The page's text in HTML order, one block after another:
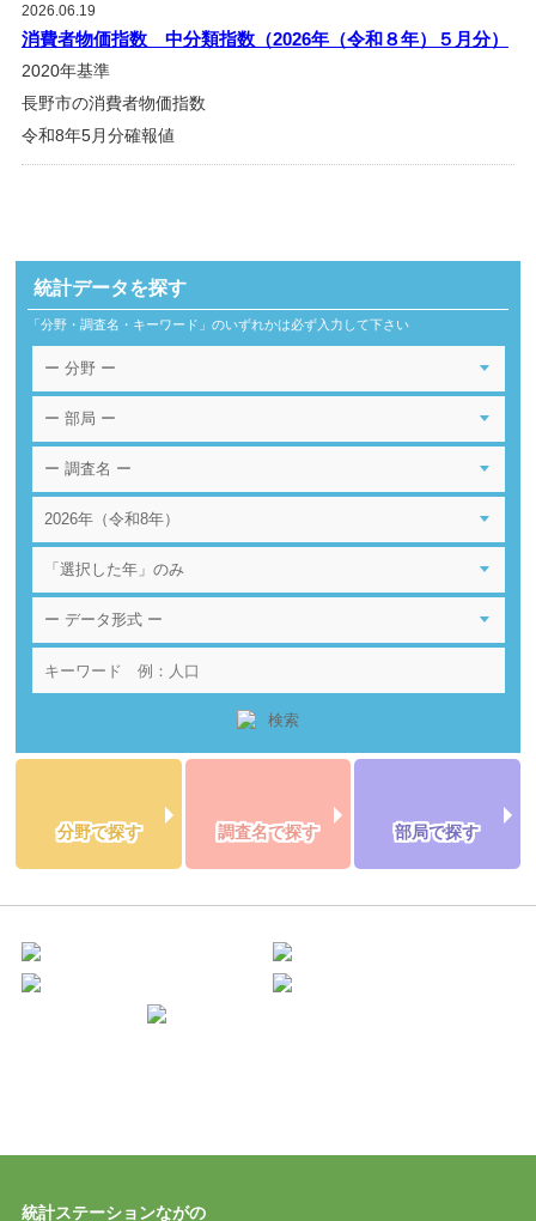
2026.06.19
消費者物価指数 中分類指数（2026年（令和８年）５月分）
2020年基準
長野市の消費者物価指数
令和8年5月分確報値
統計データを探す
「分野・調査名・キーワード」のいずれかは必ず入力して下さい
分野で探す 調査名で探す 部局で探す
統計ステーションながの